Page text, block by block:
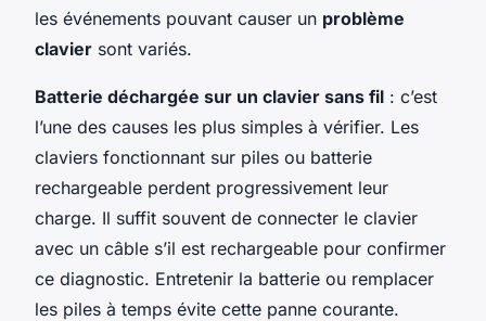
les événements pouvant causer un problème
clavier sont variés.
Batterie déchargée sur un clavier sans fil : c’est
l’une des causes les plus simples à vérifier. Les
claviers fonctionnant sur piles ou batterie
rechargeable perdent progressivement leur
charge. Il suffit souvent de connecter le clavier
avec un câble s’il est rechargeable pour confirmer
ce diagnostic. Entretenir la batterie ou remplacer
les piles à temps évite cette panne courante.